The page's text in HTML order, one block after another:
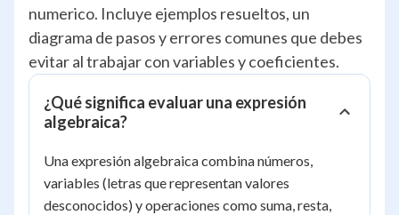
numerico. Incluye ejemplos resueltos, un
diagrama de pasos y errores comunes que debes
evitar al trabajar con variables y coeficientes.
¿Qué significa evaluar una expresión
algebraica?
Una expresión algebraica combina números,
variables (letras que representan valores
desconocidos) y operaciones como suma, resta,